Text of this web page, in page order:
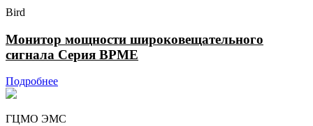
Bird
Монитор мощности широковещательного
сигнала Серия BPME
Подробнее
ГЦМО ЭМС